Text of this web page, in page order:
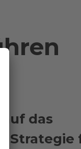
das
Strategie